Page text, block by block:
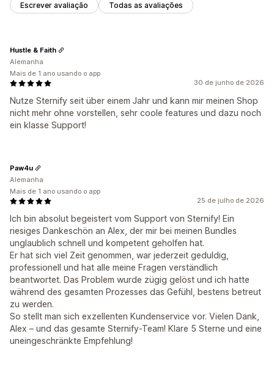
Escrever avaliação Todas as avaliações
30 de junho de 2026
Nutze Sternify seit über einem Jahr und kann mir meinen Shop
nicht mehr ohne vorstellen, sehr coole features und dazu noch
ein klasse Support!
Hustle & Faith
Alemanha
Mais de 1 ano usando o app
25 de julho de 2026
Ich bin absolut begeistert vom Support von Sternify! Ein
riesiges Dankeschön an Alex, der mir bei meinen Bundles
unglaublich schnell und kompetent geholfen hat.
Er hat sich viel Zeit genommen, war jederzeit geduldig,
professionell und hat alle meine Fragen verständlich
beantwortet. Das Problem wurde zügig gelöst und ich hatte
während des gesamten Prozesses das Gefühl, bestens betreut
zu werden.
So stellt man sich exzellenten Kundenservice vor. Vielen Dank,
Alex – und das gesamte Sternify-Team! Klare 5 Sterne und eine
uneingeschränkte Empfehlung!
Paw4u
Alemanha
Mais de 1 ano usando o app